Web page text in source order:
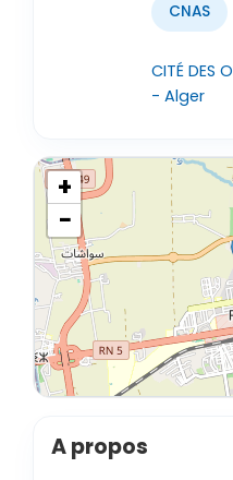
CNAS
CITÉ DES
- Alger
+
−
A propos